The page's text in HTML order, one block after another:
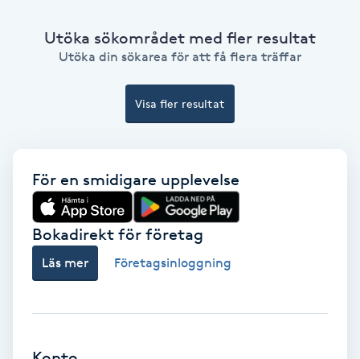
Gravidyoga
Hatha Yoga
Headspa
Herrklippning
Utöka sökområdet med fler resultat
Utöka din sökarea för att få flera träffar
Visa fler resultat
För en smidigare upplevelse
Bokadirekt för företag
Läs mer Företagsinloggning